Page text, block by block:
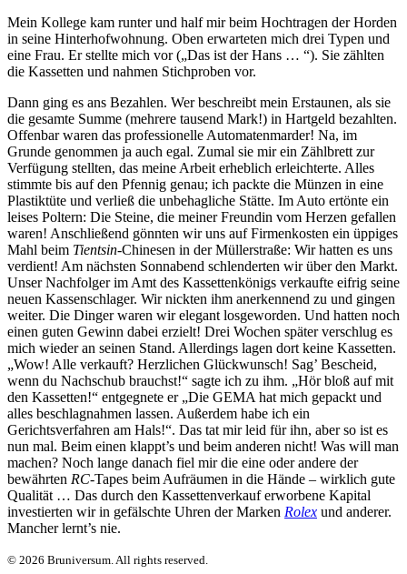
Mein Kollege kam runter und half mir beim Hochtragen der Horden
in seine Hinterhofwohnung. Oben erwarteten mich drei Typen und
eine Frau. Er stellte mich vor („Das ist der Hans … “). Sie zählten
die Kassetten und nahmen Stichproben vor.
Dann ging es ans Bezahlen. Wer beschreibt mein Erstaunen, als sie
die gesamte Summe (mehrere tausend Mark!) in Hartgeld bezahlten.
Offenbar waren das professionelle Automatenmarder! Na, im
Grunde genommen ja auch egal. Zumal sie mir ein Zählbrett zur
Verfügung stellten, das meine Arbeit erheblich erleichterte. Alles
stimmte bis auf den Pfennig genau; ich packte die Münzen in eine
Plastiktüte und verließ die unbehagliche Stätte. Im Auto ertönte ein
leises Poltern: Die Steine, die meiner Freundin vom Herzen gefallen
waren! Anschließend gönnten wir uns auf Firmenkosten ein üppiges
Mahl beim Tientsin-Chinesen in der Müllerstraße: Wir hatten es uns
verdient! Am nächsten Sonnabend schlenderten wir über den Markt.
Unser Nachfolger im Amt des Kassettenkönigs verkaufte eifrig seine
neuen Kassenschlager. Wir nickten ihm anerkennend zu und gingen
weiter. Die Dinger waren wir elegant losgeworden. Und hatten noch
einen guten Gewinn dabei erzielt! Drei Wochen später verschlug es
mich wieder an seinen Stand. Allerdings lagen dort keine Kassetten.
„Wow! Alle verkauft? Herzlichen Glückwunsch! Sag’ Bescheid,
wenn du Nachschub brauchst!“ sagte ich zu ihm. „Hör bloß auf mit
den Kassetten!“ entgegnete er „Die GEMA hat mich gepackt und
alles beschlagnahmen lassen. Außerdem habe ich ein
Gerichtsverfahren am Hals!“. Das tat mir leid für ihn, aber so ist es
nun mal. Beim einen klappt’s und beim anderen nicht! Was will man
machen? Noch lange danach fiel mir die eine oder andere der
bewährten RC-Tapes beim Aufräumen in die Hände – wirklich gute
Qualität … Das durch den Kassettenverkauf erworbene Kapital
investierten wir in gefälschte Uhren der Marken Rolex und anderer.
Mancher lernt’s nie.
© 2026 Bruniversum. All rights reserved.